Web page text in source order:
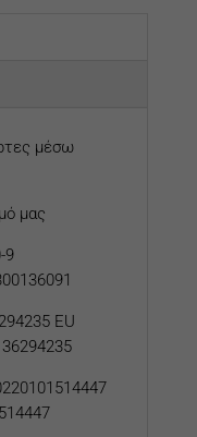
μέσω
μας
9
EU